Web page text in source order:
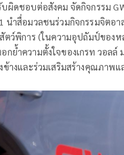
ผิดชอบต่อสังคม จัดกิจกรรม
นำสื่อมวลชนร่วมกิจกรรมจิตอ
ตว์พิการ (ในความอุปถัมป์ของ
กย้ำความตั้งใจของเกรท วอล
ข้างและร่วมเสริมสร้างคุณภา